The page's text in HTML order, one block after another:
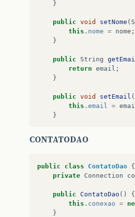
}
public void setNome (
this . nome = nome ;
}
public String
return email ;
}
public void setEmail (
this . email =
}
return
public
public
CONTATODAO
public class ContatoDao {
private Connection
public ContatoDao ()
{
this . conexao =
}